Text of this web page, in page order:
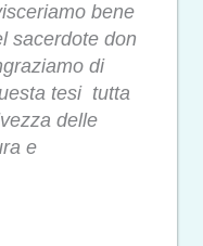
bene
sacerdote don
di
tesi tutta
delle
e